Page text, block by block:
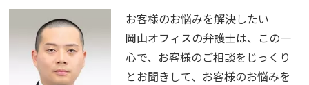
お客様のお悩みを解決したい
岡山オフィスの弁護士は、この一
心で、お客様のご相談をじっくり
とお聞きして、お客様のお悩みを